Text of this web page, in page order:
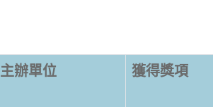
主辦單位 獲得獎項